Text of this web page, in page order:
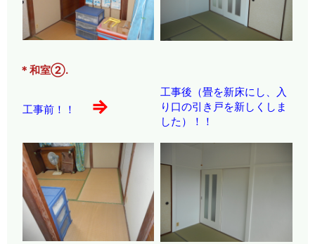
＊和室②.
工事前！！ ⇒
工事後（畳を新床にし、入
り口の引き戸を新しくしま
した）！！